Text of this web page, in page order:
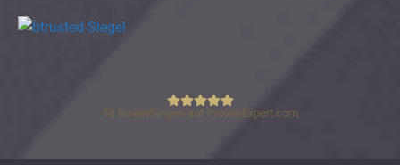
Lutz Schneider Immobilienbewertung
58 Bewertungen auf ProvenExpert.com